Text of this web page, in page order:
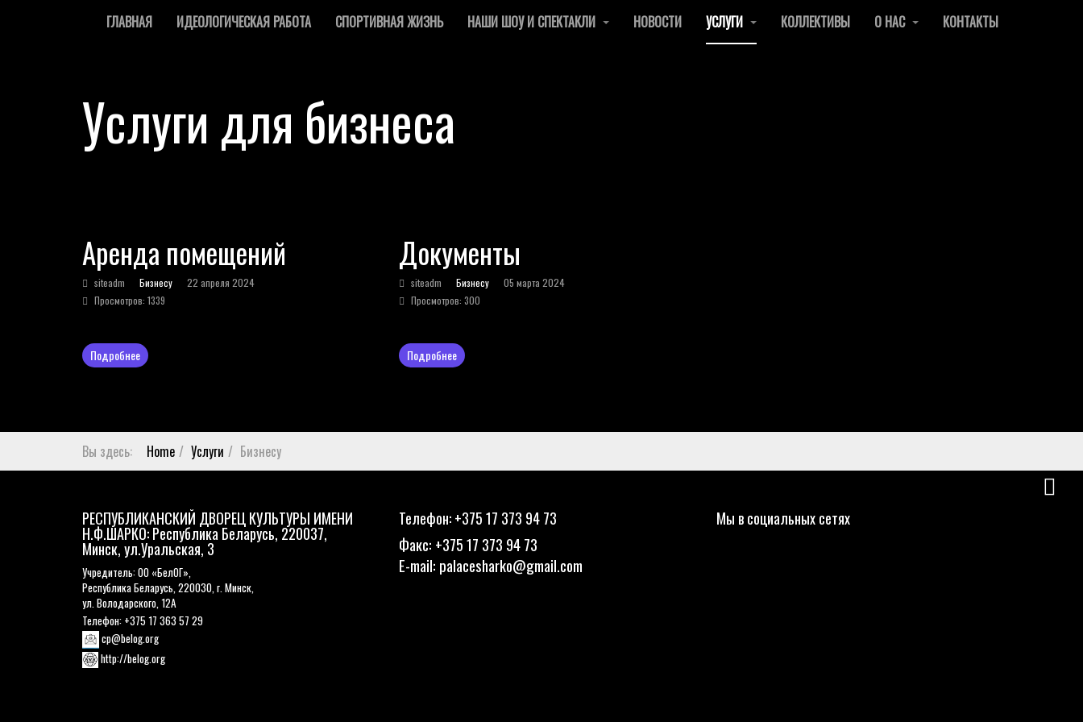
ГЛАВНАЯ ИДЕОЛОГИЧЕСКАЯ РАБОТА СПОРТИВНАЯ ЖИЗНЬ НАШИ ШОУ И СПЕКТАКЛИ НОВОСТИ УСЛУГИ КОЛЛЕКТИВЫ О НАС КОНТАКТЫ
Услуги для бизнеса
Аренда помещений
siteadm Бизнесу
22 апреля 2024
Просмотров: 1339
Подробнее
Документы
siteadm Бизнесу
05 марта 2024
Просмотров: 300
Подробнее
Вы здесь: Home Услуги Бизнесу
РЕСПУБЛИКАНСКИЙ ДВОРЕЦ КУЛЬТУРЫ ИМЕНИ
Н.Ф.ШАРКО: Республика Беларусь, 220037,
Минск, ул.Уральская, 3
Учредитель: ОО «БелОГ»,
Республика Беларусь, 220030, г. Минск,
ул. Володарского, 12А
Телефон: +375 17 363 57 29
cp@belog.org
http://belog.org
Телефон: +375 17 373 94 73
Факс: +375 17 373 94 73
E-mail: palacesharko@gmail.com
Мы в социальных сетях